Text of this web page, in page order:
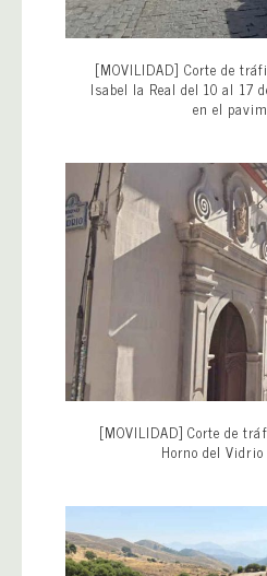
[MOVILIDAD] Corte de
Isabel la Real del 10 al 17
en el
[MOVILIDAD] Corte de
Horno del